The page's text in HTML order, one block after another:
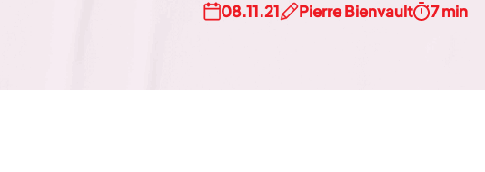
08.11.21 Pierre Bienvault 7 min